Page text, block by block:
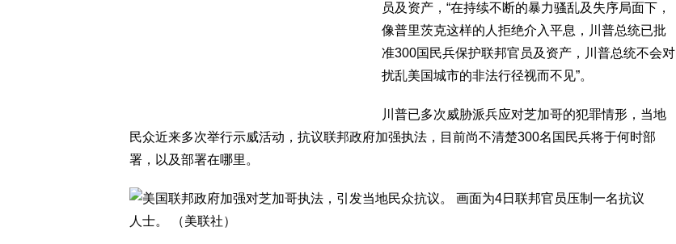
员及资产，“在持续不断的暴力骚乱及失序局面下，
像普里茨克这样的人拒绝介入平息，川普总统已批
准300国民兵保护联邦官员及资产，川普总统不会对
扰乱美国城市的非法行径视而不见”。
川普已多次威胁派兵应对芝加哥的犯罪情形，当地
民众近来多次举行示威活动，抗议联邦政府加强执法，目前尚不清楚300名国民兵将于何时部
署，以及部署在哪里。